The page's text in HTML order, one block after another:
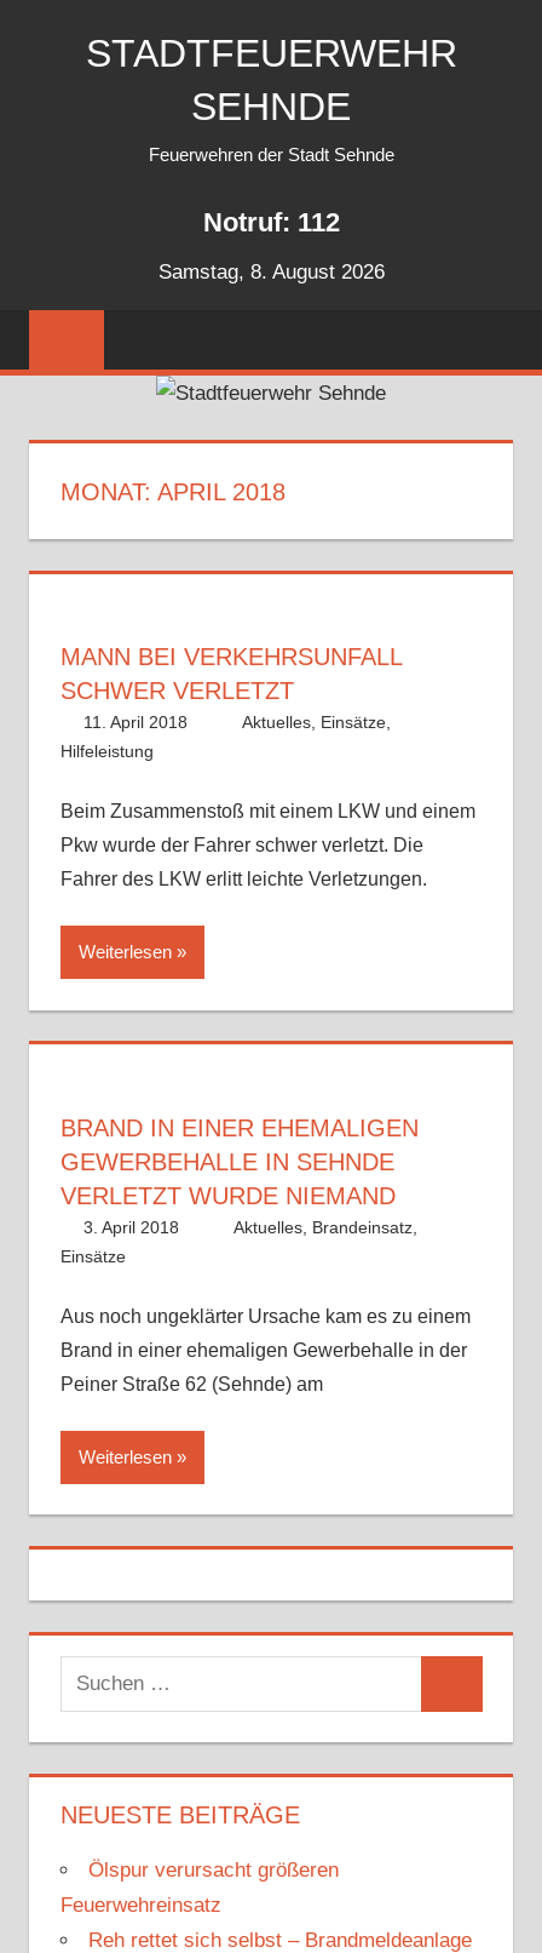
STADTFEUERWEHR
SEHNDE
Feuerwehren der Stadt Sehnde
Notruf: 112
Samstag, 8. August 2026
MONAT: APRIL 2018
MANN BEI VERKEHRSUNFALL
SCHWER VERLETZT
11. April 2018 Fabian
Aktuelles, Einsätze,
Hilfeleistung
Beim Zusammenstoß mit einem LKW und einem
Pkw wurde der Fahrer schwer verletzt. Die
Fahrer des LKW erlitt leichte Verletzungen.
Weiterlesen
BRAND IN EINER EHEMALIGEN
GEWERBEHALLE IN SEHNDE
VERLETZT WURDE NIEMAND
3. April 2018 Fabian
Aktuelles, Brandeinsatz,
Einsätze
Aus noch ungeklärter Ursache kam es zu einem
Brand in einer ehemaligen Gewerbehalle in der
Peiner Straße 62 (Sehnde) am
Weiterlesen
u
c
h
e
a
c
NEUESTE BEITRÄGE
Ölspur verursacht größeren
Feuerwehreinsatz
Reh rettet sich selbst – Brandmeldeanlage